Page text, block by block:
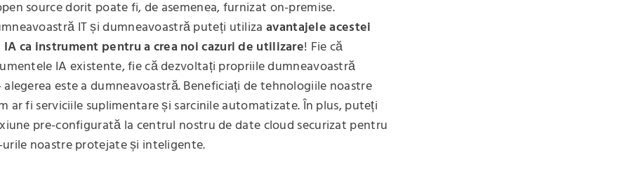
source dorit poate fi, de asemenea, furnizat on-premise.
IT și dumneavoastră puteți utiliza avantajele acestei
ca instrument pentru a crea noi cazuri de utilizare! Fie că
IA existente, fie că dezvoltați propriile dumneavoastră
este a dumneavoastră. Beneficiați de tehnologiile noastre
ar fi serviciile suplimentare și sarcinile automatizate. În plus, puteți
pre-configurată la centrul nostru de date cloud securizat pentru
urile noastre protejate și inteligente.